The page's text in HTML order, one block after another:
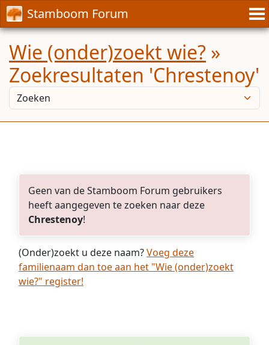
Stamboom Forum
Wie (onder)zoekt wie? »
Zoekresultaten 'Chrestenoy'
Geen van de Stamboom Forum gebruikers
heeft aangegeven te zoeken naar deze
Chrestenoy!
(Onder)zoekt u deze naam?Voeg deze
familienaam dan toe aan het "Wie (onder)zoekt
wie?" register!